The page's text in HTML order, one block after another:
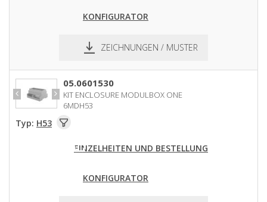
KONFIGURATOR
ZEICHNUNGEN / MUSTER
05.0601530
KIT ENCLOSURE MODULBOX ONE
6MDH53
Typ: H53
EINZELHEITEN UND BESTELLUNG
KONFIGURATOR